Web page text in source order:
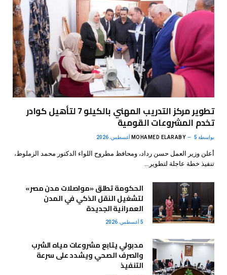
تطوير مركز التدريب المهني بالكيلو 7 لتأهيل كوادر
تخدم المشروعات القومية
بواسطة MOHAMED ELARABY 5 أغسطس، 2026
أعلن وزير العمل حسن رداد، ومحافظ مطروح اللواء الدكتور محمد الزملوط،
تنفيذ خطة عاجلة لتطوير…
الحكومة تطلق «مواصلات مدن مصر»
لتشغيل النقل الذكي في المدن
العمرانية الجديدة
5 أغسطس، 2026
مدبولي يتابع مشروعات مياه الشرب
والصرف الصحي ويشدد على سرعة
التنفيذ